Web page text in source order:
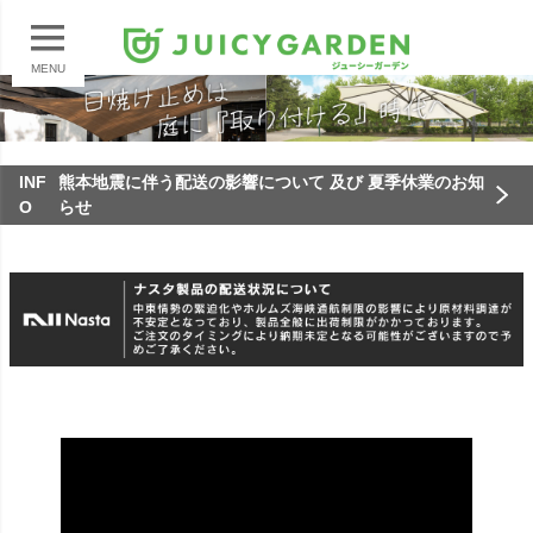
MENU
INF
O
熊本地震に伴う配送の影響について 及び 夏季休業のお知
らせ